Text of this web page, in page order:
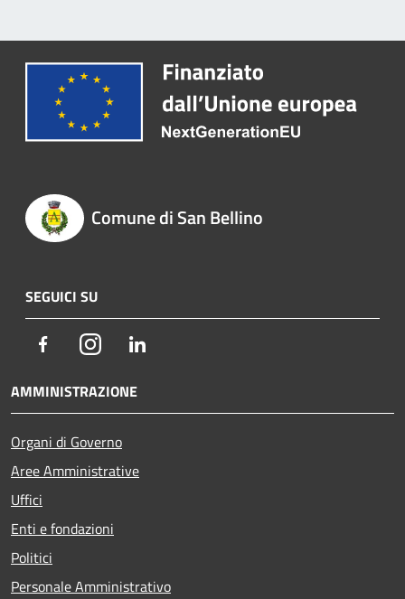
Comune di San Bellino
SEGUICI SU
FacebookInstagram
AMMINISTRAZIONE
Organi di Governo
Aree Amministrative
Uffici
Enti e fondazioni
Politici
Personale Amministrativo